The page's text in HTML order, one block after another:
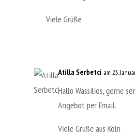
Viele Grüße
Atilla Serbetci am 23.
Hallo Wassilios, gerne
Angebot per Email.
Viele Grüße aus Köln